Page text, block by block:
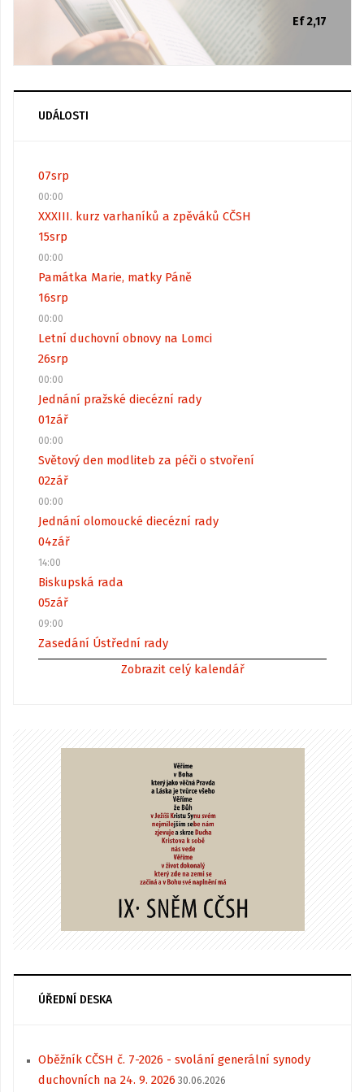
Ef 2,17
UDÁLOSTI
07srp
00:00
XXXIII. kurz varhaníků a zpěváků CČSH
15srp
00:00
Památka Marie, matky Páně
16srp
00:00
Letní duchovní obnovy na Lomci
26srp
00:00
Jednání pražské diecézní rady
01zář
00:00
Světový den modliteb za péči o stvoření
02zář
00:00
Jednání olomoucké diecézní rady
04zář
14:00
Biskupská rada
05zář
09:00
Zasedání Ústřední rady
Zobrazit celý kalendář
ÚŘEDNÍ DESKA
Oběžník CČSH č. 7-2026 - svolání generální synody
duchovních na 24. 9. 2026 30.06.2026